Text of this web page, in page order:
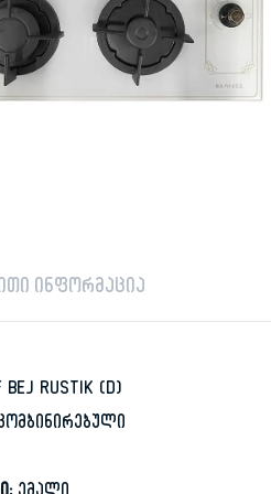
ინფორმაცია
RUSTIK (D)